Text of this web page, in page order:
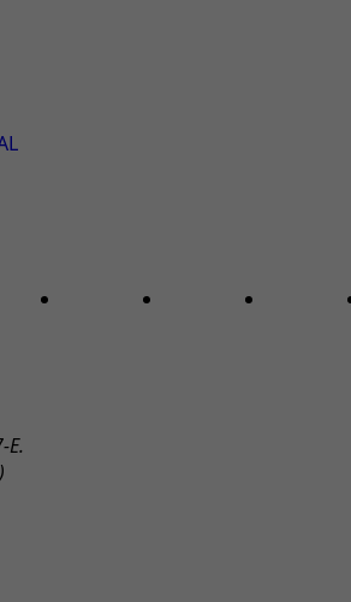
E.